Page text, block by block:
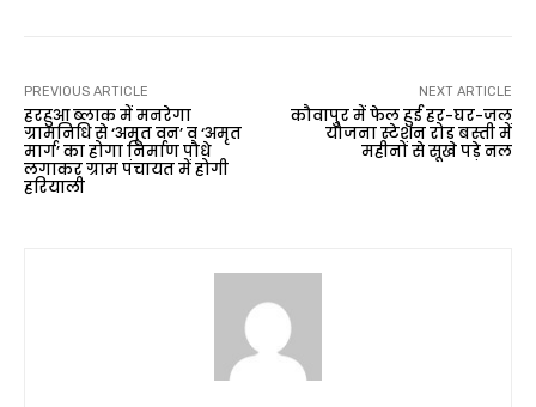
PREVIOUS ARTICLE
हरहुआ ब्लाक में मनरेगा
ग्रामनिधि से ‘अमृत वन’ व ‘अमृत
मार्ग’ का होगा निर्माण पौधे
लगाकर ग्राम पंचायत में होगी
हरियाली
NEXT ARTICLE
कौवापुर में फेल हुई हर-घर-जल
योजना स्टेशन रोड बस्ती में
महीनों से सूखे पड़े नल